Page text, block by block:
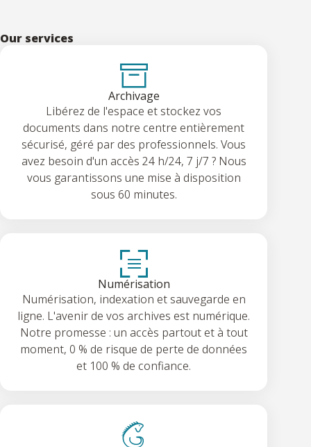
Our services
Archivage
Libérez de l'espace et stockez vos
documents dans notre centre entièrement
sécurisé, géré par des professionnels. Vous
avez besoin d'un accès 24 h/24, 7 j/7 ? Nous
vous garantissons une mise à disposition
sous 60 minutes.
Numérisation
Numérisation, indexation et sauvegarde en
ligne. L'avenir de vos archives est numérique.
Notre promesse : un accès partout et à tout
moment, 0 % de risque de perte de données
et 100 % de confiance.